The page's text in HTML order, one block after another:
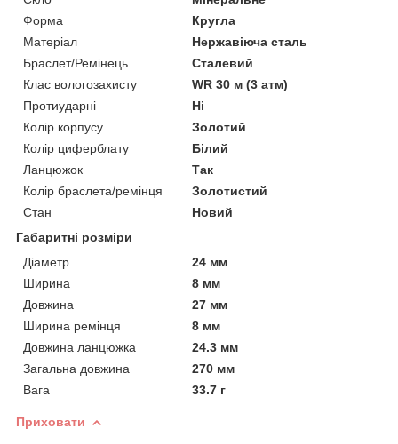
Форма
Кругла
Матеріал
Нержавіюча сталь
Браслет/Ремінець
Сталевий
Клас вологозахисту
WR 30 м (3 атм)
Протиударні
Ні
Колір корпусу
Золотий
Колір циферблату
Білий
Ланцюжок
Так
Колір браслета/ремінця
Золотистий
Стан
Новий
Габаритні розміри
Діаметр
24 мм
Ширина
8 мм
Довжина
27 мм
Ширина ремінця
8 мм
Довжина ланцюжка
24.3 мм
Загальна довжина
270 мм
Вага
33.7 г
Приховати